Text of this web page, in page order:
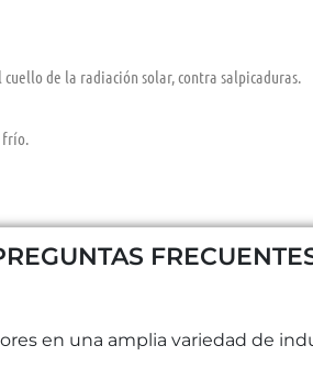
de la radiación solar, contra salpicaduras.
en una amplia variedad de